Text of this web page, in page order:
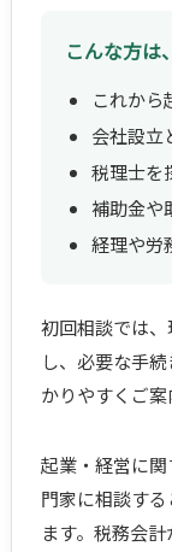
こんな方は
これから
会社設立
税理士を
補助金や
経理や労
初回相談では
し、必要な手
かりやすくご案
起業・経営に
門家に相談す
ます。税務会